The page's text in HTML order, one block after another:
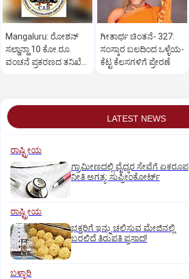
Mangaluru: ರೋಶನ್‌
ಸಲ್ಡಾನ್ಹಾ 10 ಕೋ.ರೂ.
ವಂಚನೆ ಪ್ರಕರಣದ ತನಿಖೆ
ಗೀತಾರ್ಥ ಚಿಂತನೆ- 327:
ಸಂಸ್ಕಾರ ಬಲದಿಂದ ಒಳ್ಳೆಯ-
ಕೆಟ್ಟ ಕೆಲಸಗಳಿಗೆ ಪ್ರೇರಣೆ
LATEST NEWS
ರಾಷ್ಟ್ರೀಯ
ಗ್ರಾಮೀಣದಲ್ಲಿ ವೈದ್ಯರ ಸೇವೆಗೆ ಏಕರೂಪ
ನೀತಿ ಅಗತ್ಯ: ಸುಪ್ರೀಂಕೋರ್ಟ್‌
ರಾಷ್ಟ್ರೀಯ
ಭಕ್ತರಿಗೆ ಇನ್ನು ಚಲಿಸುವ ಮೇಜಿನಲ್ಲಿ
ಬರಲಿದೆ ತಿರುಪತಿ ಪ್ರಸಾದ!
ಬಳ್ಳಾರಿ